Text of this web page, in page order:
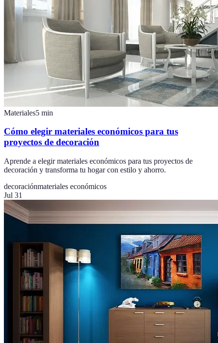
Materiales5 min
Cómo elegir materiales económicos para tus
proyectos de decoración
Aprende a elegir materiales económicos para tus proyectos de
decoración y transforma tu hogar con estilo y ahorro.
decoraciónmateriales económicos
Jul 31